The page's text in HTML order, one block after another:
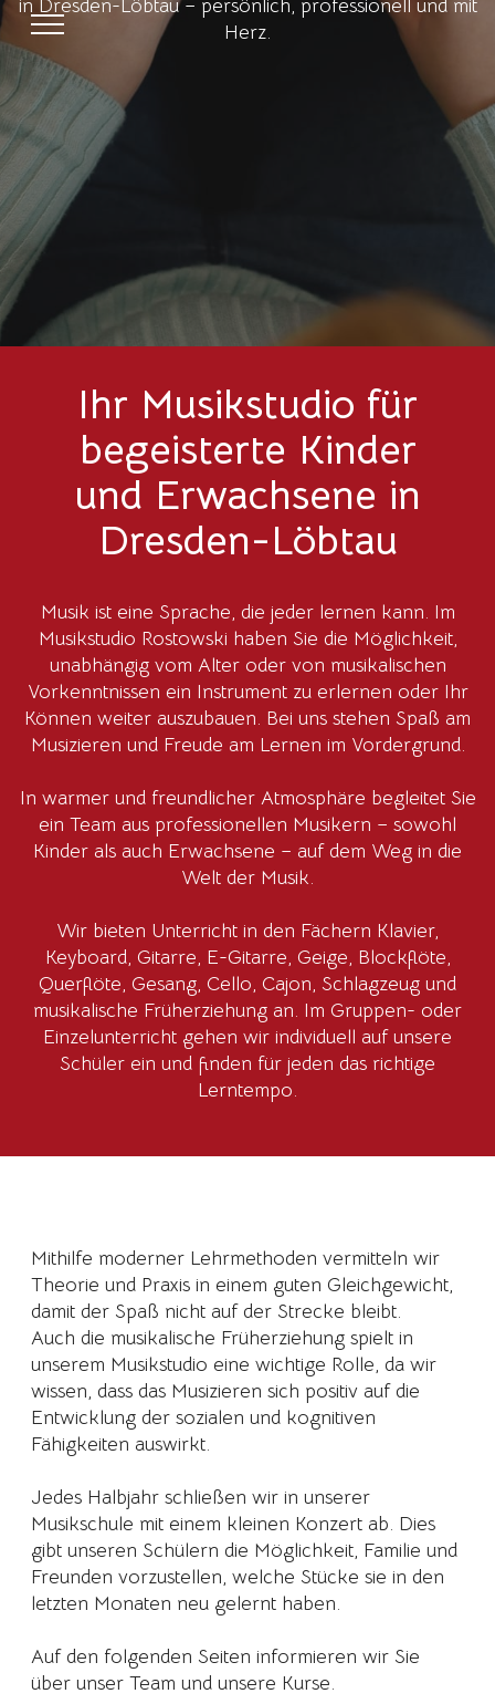
in Dresden-Löbtau – persönlich, professionell und mit
Herz.
Ihr Musikstudio für
begeisterte Kinder
und Erwachsene in
Dresden-Löbtau
Musik ist eine Sprache, die jeder lernen kann. Im
Musikstudio Rostowski haben Sie die Möglichkeit,
unabhängig vom Alter oder von musikalischen
Vorkenntnissen ein Instrument zu erlernen oder Ihr
Können weiter auszubauen. Bei uns stehen Spaß am
Musizieren und Freude am Lernen im Vordergrund.
In warmer und freundlicher Atmosphäre begleitet Sie
ein Team aus professionellen Musikern – sowohl
Kinder als auch Erwachsene – auf dem Weg in die
Welt der Musik.
Wir bieten Unterricht in den Fächern Klavier,
Keyboard, Gitarre, E-Gitarre, Geige, Blockflöte,
Querflöte, Gesang, Cello, Cajon, Schlagzeug und
musikalische Früherziehung an. Im Gruppen- oder
Einzelunterricht gehen wir individuell auf unsere
Schüler ein und finden für jeden das richtige
Lerntempo.
Mithilfe moderner Lehrmethoden vermitteln wir
Theorie und Praxis in einem guten Gleichgewicht,
damit der Spaß nicht auf der Strecke bleibt.
Auch die musikalische Früherziehung spielt in
unserem Musikstudio eine wichtige Rolle, da wir
wissen, dass das Musizieren sich positiv auf die
Entwicklung der sozialen und kognitiven
Fähigkeiten auswirkt.
Jedes Halbjahr schließen wir in unserer
Musikschule mit einem kleinen Konzert ab. Dies
gibt unseren Schülern die Möglichkeit, Familie und
Freunden vorzustellen, welche Stücke sie in den
letzten Monaten neu gelernt haben.
Auf den folgenden Seiten informieren wir Sie
über unser Team und unsere Kurse.